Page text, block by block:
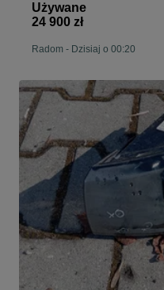
Używane
24 900 zł
Radom - Dzisiaj o 00:20